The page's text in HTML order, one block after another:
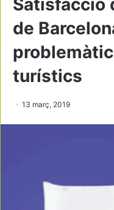
Satisfacció
de
turístics
13 març, 2019